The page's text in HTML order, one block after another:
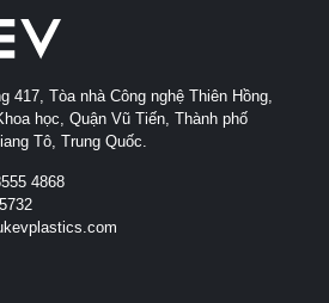
417, Tòa nhà Công nghệ Thiên Hồng,
học, Quận Vũ Tiến, Thành phố
Tô, Trung Quốc.
4868